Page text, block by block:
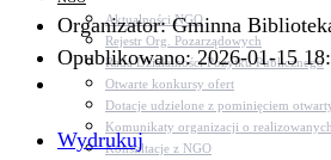
Aktualności NGO
Rejestr Org. Pozarządowych
Rada Działalności Pożytku Publicznego
Otwarte konkursy ofert
Dotacje udzielone z pominięciem
Komunikaty organizacji o
Konsultacje z NGO
Organizator: Gminna
Opublikowano: 2026-01-15
Wydrukuj